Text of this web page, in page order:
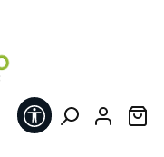
Werkzeugleiste